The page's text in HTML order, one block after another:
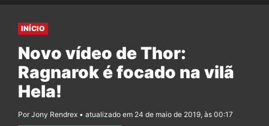
INÍCIO
Novo vídeo de Thor:
Ragnarok é focado na vilã
Hela!
Por Jony Rendrex • atualizado em 24 de maio de 2019, às 00:17